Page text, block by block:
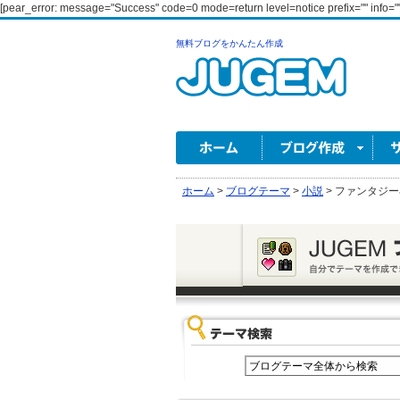
[pear_error: message="Success" code=0 mode=return level=notice prefix=""
無料ブログをかんたん作成
ホーム > ブログテーマ > 小説 > ファンタジ